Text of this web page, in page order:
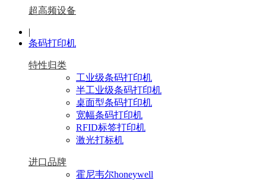
超高频设备
|
条码打印机
特性归类
工业级条码打印机
半工业级条码打印机
桌面型条码打印机
宽幅条码打印机
RFID标签打印机
激光打标机
进口品牌
霍尼韦尔honeywell